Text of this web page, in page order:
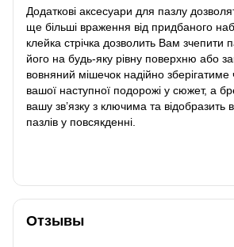
Додаткові аксесуари для пазлу
ще більші враження від придбаного
клейка стрічка дозволить Вам зчепити
його на будь-яку рівну поверхню або
вовняний мішечок надійно зберігатиме
вашої наступної подорожі у сюжет, а
вашу зв’язку з ключима та
пазлів у повсякденні.
Отзывы